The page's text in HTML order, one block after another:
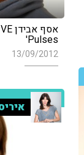
Pulses'
13/09/2012